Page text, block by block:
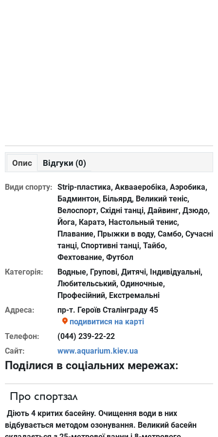
Опис Відгуки (0)
Види спорту: Strip-пластика, Аквааеробіка, Аэробика,
Бадминтон, Більярд, Великий теніс,
Велоспорт, Східні танці, Дайвинг, Дзюдо,
Йога, Каратэ, Настольный тенис,
Плавание, Прыжки в воду, Самбо, Сучасні
танці, Спортивні танці, Тайбо,
Фехтование, Футбол
Категорія:
Водные, Групові, Дитячі, Iндивідуальні,
Любительський, Одиночные,
Професійний, Екстремальні
Адреса:
пр-т. Героїв Сталінграду 45
подивитися на карті
Телефон:
(044) 239-22-22
Сайт:
www.aquarium.kiev.ua
Поділися в соціальних мережах:
Про спортзал
Діють 4 критих басейну. Очищення води в них
відбувається методом озонування. Великий басейн